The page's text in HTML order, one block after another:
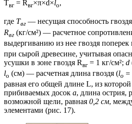
Твг = Rвг×π×d×lo,
где Tвг — несущая способность
Rвг (кг/см²) — расчетное
выдергиванию из нее гвоздя поперек
при сырой древесине, учитывая
усушки в зоне гвоздя Rвг = 1 кг/см²; d
lo (см) — расчетная длина гвоздя (lo =
равная его общей длине L, из
прибиваемых досок а, длина острия,
возможной щели, равная 0,2 см,
элементами (рис. 17).